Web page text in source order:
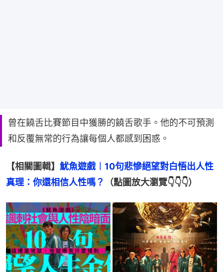
曾在饒舌比賽節目中獲勝的饒舌歌手。他的不可預測
和反覆無常的行為讓每個人都感到困惑。
【相關圖輯】 魷魚遊戲︱10句悲慘絕望對白悟出人性
真理：你還相信人性嗎？
（點圖放大瀏覽👇👇👇）